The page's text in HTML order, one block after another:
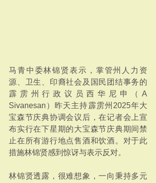
马青中委林锦贤表示，掌管州人力资
源、卫生、印裔社会及国民团结事务的
霹雳州行政议员西华尼申（A
Sivanesan）昨天主持霹雳州2025年大
宝森节庆典协调会议后，在记者会上宣
布实行在下星期的大宝森节庆典期间禁
止在所有游行地点售酒和饮酒。对于此
措施林锦贤感到惊讶与表示反对。
林锦贤透露，很难想象，一向秉持多元